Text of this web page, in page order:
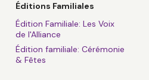
Éditions Familiales
Édition Familiale: Les Voix
de l'Alliance
Édition familiale: Cérémonie
& Fêtes